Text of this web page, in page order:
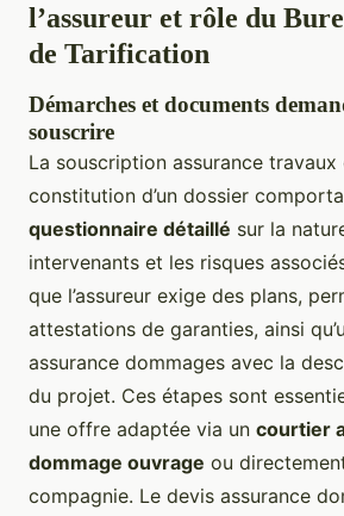
l’assureur et rôle du
de Tarification
Démarches et documents
souscrire
La souscription assurance
constitution d’un dossier
questionnaire détaillé sur la
intervenants et les risques
que l’assureur exige des plans,
attestations de garanties, ainsi
assurance dommages avec la
du projet. Ces étapes sont
une offre adaptée via un courtier
dommage ouvrage ou
compagnie. Le devis assurance